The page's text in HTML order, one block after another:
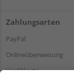
Zahlungsarten
PayPal
Onlineüberweisung
Kreditkarte